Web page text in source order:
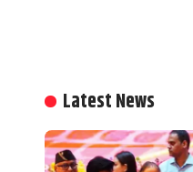
Latest News